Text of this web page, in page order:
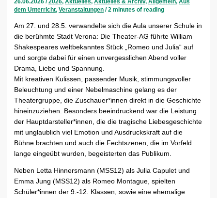
26.06.2026/2026,Aktuelles,Aktuelles & Archiv,Allgemein,Aus
dem Unterricht,Veranstaltungen /2 minutes of reading
Am 27. und 28.5. verwandelte sich die Aula unserer Schule in
die berühmte Stadt Verona: Die Theater-AG führte William
Shakespeares weltbekanntes Stück „Romeo und Julia“ auf
und sorgte dabei für einen unvergesslichen Abend voller
Drama, Liebe und Spannung.
Mit kreativen Kulissen, passender Musik, stimmungsvoller
Beleuchtung und einer Nebelmaschine gelang es der
Theatergruppe, die Zuschauer*innen direkt in die Geschichte
hineinzuziehen. Besonders beeindruckend war die Leistung
der Hauptdarsteller*innen, die die tragische Liebesgeschichte
mit unglaublich viel Emotion und Ausdruckskraft auf die
Bühne brachten und auch die Fechtszenen, die im Vorfeld
lange eingeübt wurden, begeisterten das Publikum.
Neben Letta Hinnersmann (MSS12) als Julia Capulet und
Emma Jung (MSS12) als Romeo Montague, spielten
Schüler*innen der 9.-12. Klassen, sowie eine ehemalige